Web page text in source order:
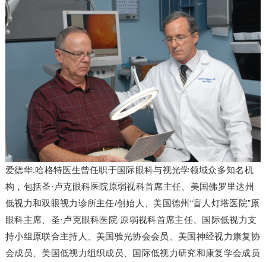
爱德华.哈格特医生曾任职于国际眼科与视光学领域众多知名机
构，包括圣·卢克眼科医院原弱视科首席主任、美国佛罗里达州
低视力和双眼视力诊所主任/创始人、美国德州“盲人灯塔医院”原
眼科主席、圣·卢克眼科医院 原弱视科首席主任、国际低视力支
持小组原联合主持人、美国验光协会会员、美国神经视力康复协
会成员、美国低视力组织成员、国际低视力研究和康复学会成员